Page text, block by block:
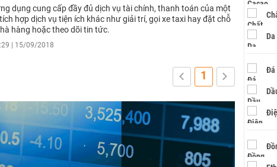
dụng cung cấp đầy đủ dịch vụ tài chính, thanh toán của một
hợp dịch vụ tiện ích khác như giải trí, gọi xe taxi hay đặt chỗ
hàng hoặc theo dõi tin tức.
| 15/09/2018
1 Đá